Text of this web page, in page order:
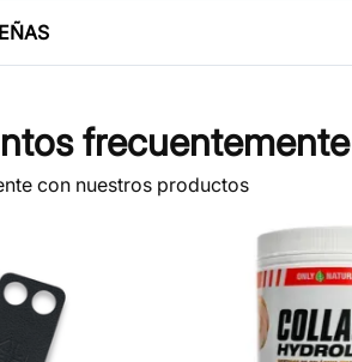
frecuentemente
con nuestros productos